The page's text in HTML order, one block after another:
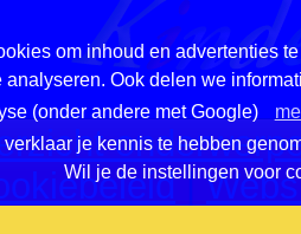
om inhoud en advertenties
Ook delen we
(onder andere met Google)
verklaar je kennis te hebben
Wil je de instellingen voor
|